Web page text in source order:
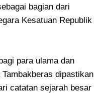
bagian dari
Kesatuan Republik
para ulama dan
dipastikan
catatan sejarah besar